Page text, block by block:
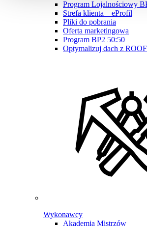
Program Lojalnościowy
Strefa klienta – eProfil
Pliki do pobrania
Oferta marketingowa
Program BP2 50:50
Optymalizuj dach z
Wykonawcy
Akademia Mistrzów